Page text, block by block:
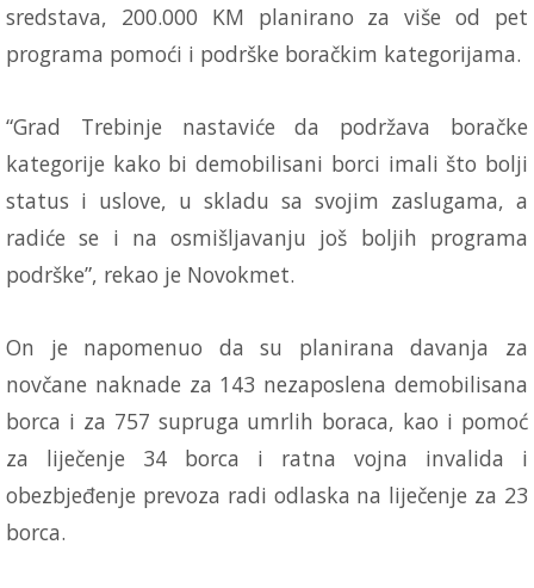
sredstava, 200.000 KM planirano za više od pet
programa pomoći i podrške boračkim kategorijama.
“Grad Trebinje nastaviće da podržava boračke
kategorije kako bi demobilisani borci imali što bolji
status i uslove, u skladu sa svojim zaslugama, a
radiće se i na osmišljavanju još boljih programa
podrške”, rekao je Novokmet.
On je napomenuo da su planirana davanja za
novčane naknade za 143 nezaposlena demobilisana
borca i za 757 supruga umrlih boraca, kao i pomoć
za liječenje 34 borca i ratna vojna invalida i
obezbjeđenje prevoza radi odlaska na liječenje za 23
borca.